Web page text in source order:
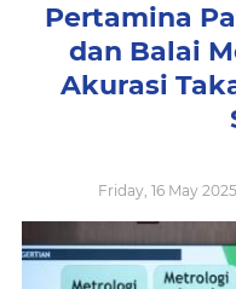
Pertamina
dan Balai
Akurasi
Friday, 16 May